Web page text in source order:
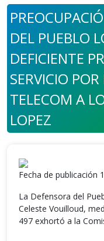
DEL PUEBLO
DEFICIENTE
SERVICIO
TELECOM A
LOPEZ
Fecha de publicación
La Defensora del
Celeste Vouilloud,
497 exhortó a la